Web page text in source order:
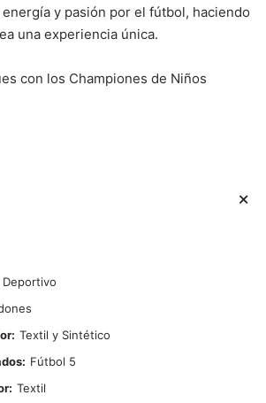
y pasión por el fútbol, haciendo
una experiencia única.
con los Championes de Niños
Deportivo
Textil y Sintético
Fútbol 5
Textil